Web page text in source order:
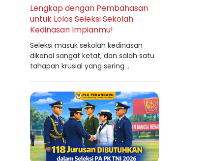
Lengkap dengan Pembahasan
untuk Lolos Seleksi Sekolah
Kedinasan Impianmu!
Seleksi masuk sekolah kedinasan
dikenal sangat ketat, dan salah satu
tahapan krusial yang sering ...